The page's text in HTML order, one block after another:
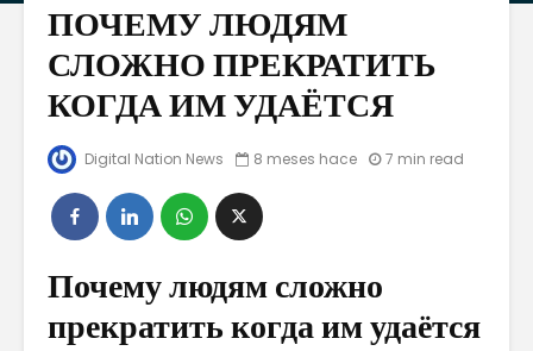
ПОЧЕМУ ЛЮДЯМ
СЛОЖНО ПРЕКРАТИТЬ
КОГДА ИМ УДАЁТСЯ
Digital Nation News 8 meses hace 7 min read
Почему людям сложно
прекратить когда им удаётся
Belleza y Estilo
en Puerto Rico
TURÍSTICOS
Cómo